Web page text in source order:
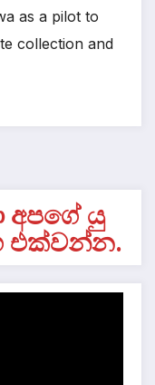
as a pilot to
collection and
අපගේ යු
එක්වන්න.